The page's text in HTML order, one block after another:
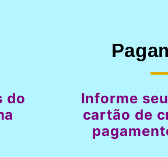
do
Informe
cartão de